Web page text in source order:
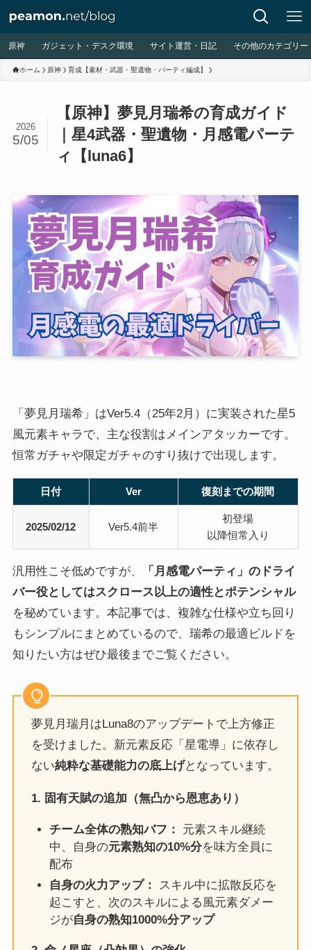
原神 ガジェット・デスク環境 サイト運営・日記 その他のカテゴリー
ホーム 原神 育成【素材・武器・聖遺物・パーティ編成】
【原神】夢見月瑞希の育成ガイド
｜星4武器・聖遺物・月感電パーテ
ィ【luna6】
2026
5/05
「夢見月瑞希」はVer5.4（25年2月）に実装された星5
風元素キャラで、主な役割はメインアタッカーです。
恒常ガチャや限定ガチャのすり抜けで出現します。
日付 Ver 復刻までの期間
2025/02/12 Ver5.4前半
初登場
以降恒常入り
汎用性こそ低めですが、
「月感電パーティ」のドライ
バー役としてはスクロース以上の適性とポテンシャル
を秘めています。本記事では、複雑な仕様や立ち回り
もシンプルにまとめているので、瑞希の最適ビルドを
知りたい方はぜひ最後までご覧ください。
夢見月瑞月はLuna8のアップデートで上方修正
を受けました。新元素反応「星電導」に依存し
ない純粋な基礎能力の底上げとなっています。
1. 固有天賦の追加（無凸から恩恵あり）
チーム全体の熟知バフ：
元素スキル継続
中、自身の元素熟知の10%分を味方全員に
配布
自身の火力アップ：
スキル中に拡散反応を
起こすと、次のスキルによる風元素ダメー
ジが自身の熟知1000%分アップ